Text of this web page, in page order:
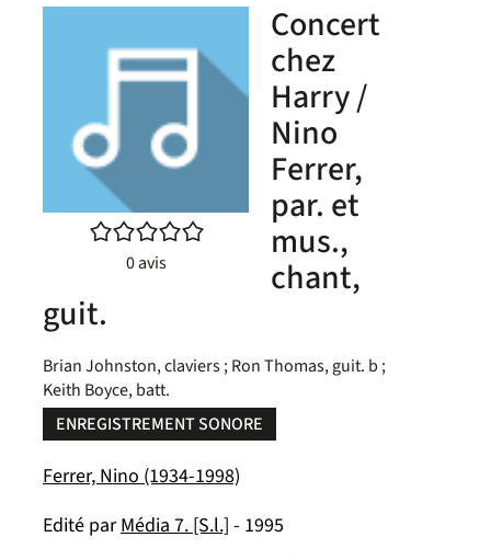
/5
0avis
Concert
chez
Harry /
Nino
Ferrer,
par. et
mus.,
chant,
guit.
Brian Johnston, claviers ; Ron Thomas, guit. b ;
Keith Boyce, batt.
ENREGISTREMENT SONORE
Ferrer, Nino (1934-1998)
Edité parMédia 7. [S.l.] - 1995